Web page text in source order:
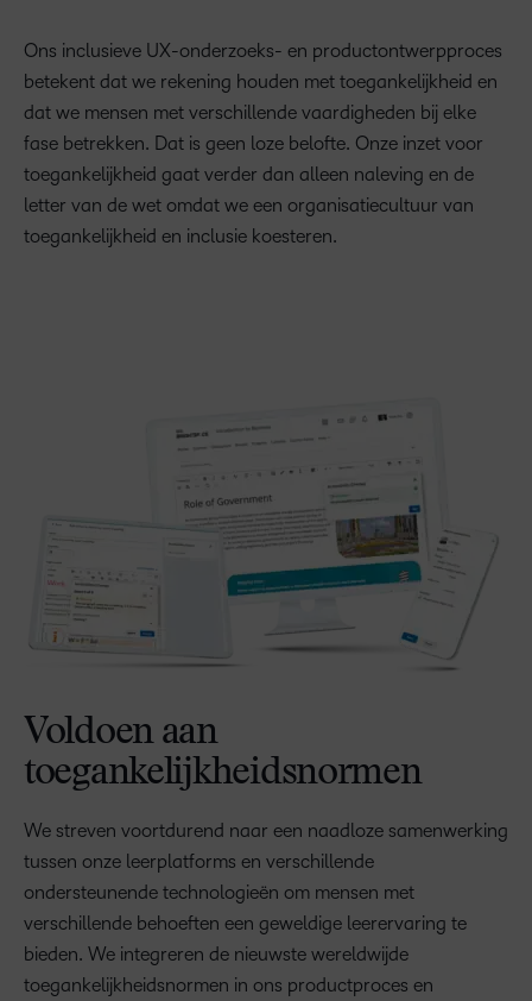
Ons inclusieve UX-onderzoeks- en productontwerpproces
betekent dat we rekening houden met toegankelijkheid en
dat we mensen met verschillende vaardigheden bij elke
fase betrekken. Dat is geen loze belofte. Onze inzet voor
toegankelijkheid gaat verder dan alleen naleving en de
letter van de wet omdat we een organisatiecultuur van
toegankelijkheid en inclusie koesteren.
Voldoen aan
toegankelijkheidsnormen
We streven voortdurend naar een naadloze samenwerking
tussen onze leerplatforms en verschillende
ondersteunende technologieën om mensen met
verschillende behoeften een geweldige leerervaring te
bieden. We integreren de nieuwste wereldwijde
toegankelijkheidsnormen in ons productproces en